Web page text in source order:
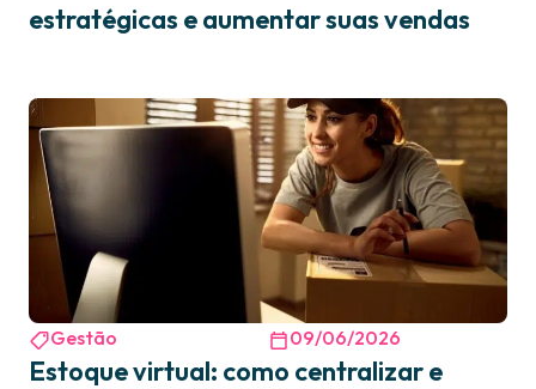
estratégicas e aumentar suas vendas
Gestão 09/06/2026
Estoque virtual: como centralizar e